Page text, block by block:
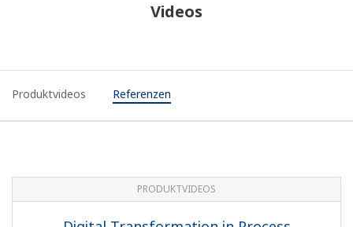
Videos
Produktvideos Referenzen
PRODUKTVIDEOS